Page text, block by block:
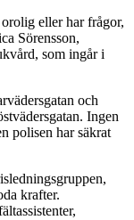
eller har frågor,
Sörensson,
som ingår i
och
Ingen
polisen har säkrat
krafter.